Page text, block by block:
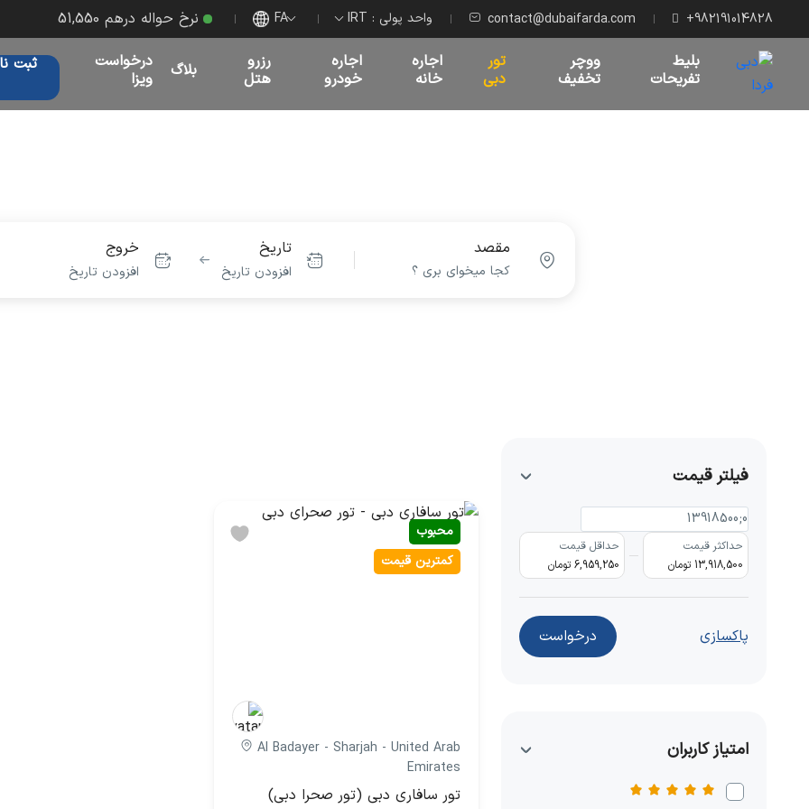
+982191014828
contact@dubaifarda.com واحد پولی :‌ IRT FA
نرخ حواله درهم 51,550
بلیط
تفریحات
ووچر
تخفیف
تور
دبی
اجاره
خانه
اجاره
خودرو
رزرو
هتل
بلاگ
درخواست
ویزا
ثبت
مقصد تاریخ
افزودن تاریخ
خروج
افزودن تاریخ
فیلتر قیمت
حداقل قیمت
6,959,250 تومان
حداکثر قیمت
13,918,500 تومان
پاکسازی درخواست
امتیاز کاربران
محبوب
کمترین قیمت
Al Badayer - Sharjah - United Arab
Emirates
تور سافاری دبی (تور صحرا دبی)